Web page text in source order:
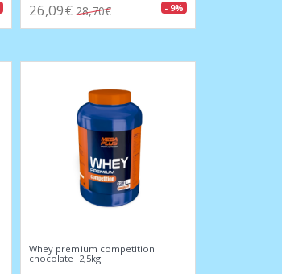
26,09€ 28,70€ - 9%
Whey premium competition
chocolate 2,5kg